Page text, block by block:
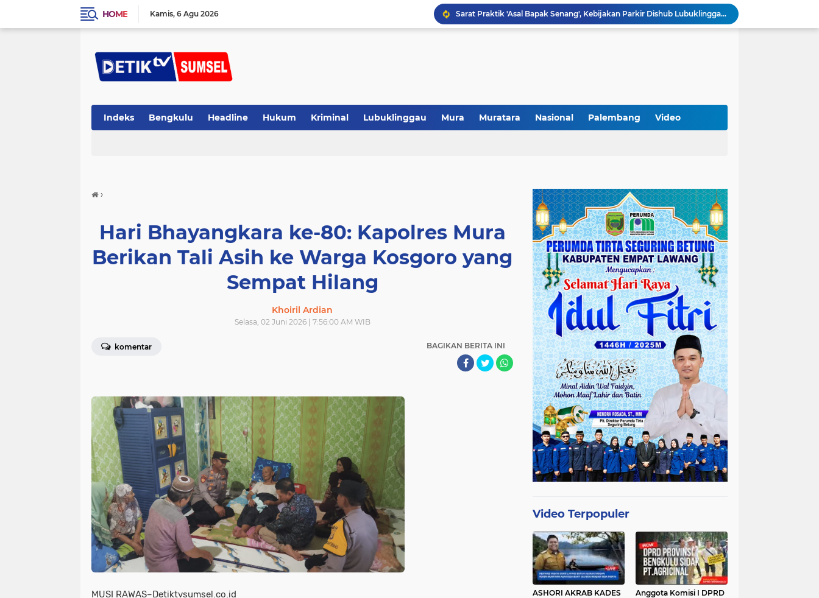
HOME Kamis 6 Agu 2026
Sarat Praktik 'Asal Bapak Senang', Kebijakan Parkir Dishub Lubuklinggau Menuai Sorotan Tajam
Indeks Bengkulu Headline Hukum Kriminal Lubuklinggau Mura Muratara Nasional Palembang Video
›
Hari Bhayangkara ke-80: Kapolres Mura
Berikan Tali Asih ke Warga Kosgoro yang
Sempat Hilang
Khoiril Ardian
Selasa, 02 Juni 2026 | 7:56:00 AM WIB
komentar BAGIKAN BERITA INI
MUSI RAWAS–Detiktvsumsel.co.id
Video Terpopuler
ASHORI AKRAB KADES
Anggota Komisi I DPRD